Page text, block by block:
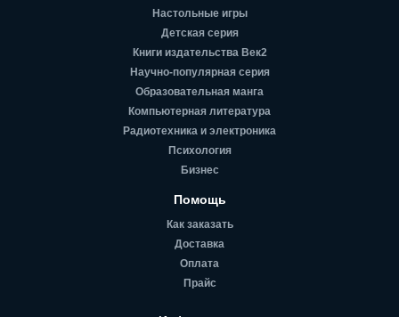
Настольные игры
Детская серия
Книги издательства Век2
Научно-популярная серия
Образовательная манга
Компьютерная литература
Радиотехника и электроника
Психология
Бизнес
Помощь
Как заказать
Доставка
Оплата
Прайс